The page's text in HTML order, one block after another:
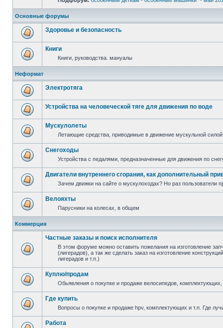
Основные форумы
Здоровье и безопасность
Книги
Книги, руководства. мануалы
Неформат
Электротяга
Устройства на человеческой тяге для движения по воде
Мускулолеты
Летающие средства, приводимые в движение мускульной силой
Снегоходы
Устройства с педалями, предназначенные для движения по
Двигатели внутреннего сгорания, как дополнительный
Зачем движки на сайте о мускулоходах? Но раз пользователи
Велояхты
Парусники на колесах, в общем
Коммерция
Частные заказы и поиск исполнителя
В этом форуме можно оставить пожелания на изготовление
(лигерадов), а так же сделать заказ на изготовление
лигерадов и т.п.)
Куплю/продам
Обьявления о покупке и продаже велосипедов,
Где купить
Вопросы о покупке и продаже hpv, комплектующих и т.п. Где
Работа